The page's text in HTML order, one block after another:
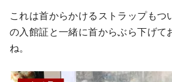
これは首からかけるストラップもつ
の入館証と一緒に首からぶら下げて
ね。